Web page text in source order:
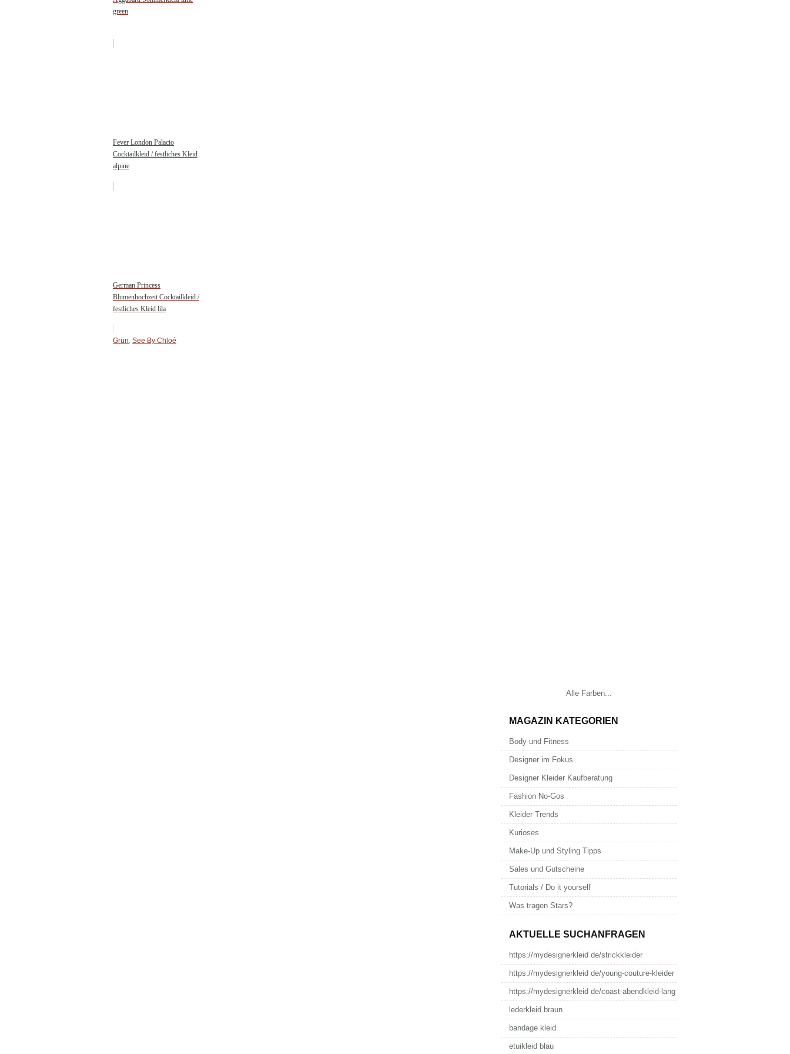
green
Fever London Palacio
Cocktailkleid / festliches Kleid
alpine
German Princess
Blumenhochzeit Cocktailkleid /
festliches Kleid lila
Grün, See By Chloé
Alle Farben...
MAGAZIN KATEGORIEN
Body und Fitness
Designer im Fokus
Designer Kleider Kaufberatung
Fashion No-Gos
Kleider Trends
Kurioses
Make-Up und Styling Tipps
Sales und Gutscheine
Tutorials / Do it yourself
Was tragen Stars?
AKTUELLE SUCHANFRAGEN
https://mydesignerkleid de/strickkleider
https://mydesignerkleid de/young-couture-kleider
https://mydesignerkleid de/coast-abendkleid-lang
lederkleid braun
bandage kleid
etuikleid blau